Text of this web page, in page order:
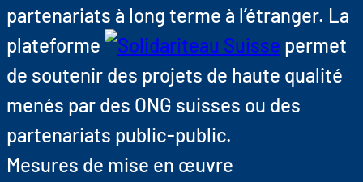
partenariats à long terme à l’étranger. La
plateforme
permet
de soutenir des projets de haute qualité
menés par des ONG suisses ou des
partenariats public-public.
Mesures de mise en œuvre